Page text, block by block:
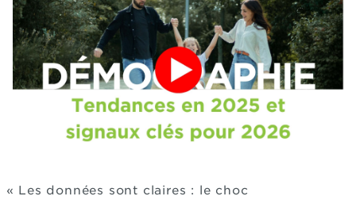
« Les données sont claires : le choc